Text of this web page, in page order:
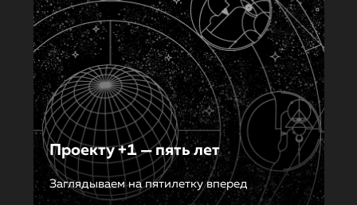
Проекту +1 — пять лет
Заглядываем на пятилетку вперед